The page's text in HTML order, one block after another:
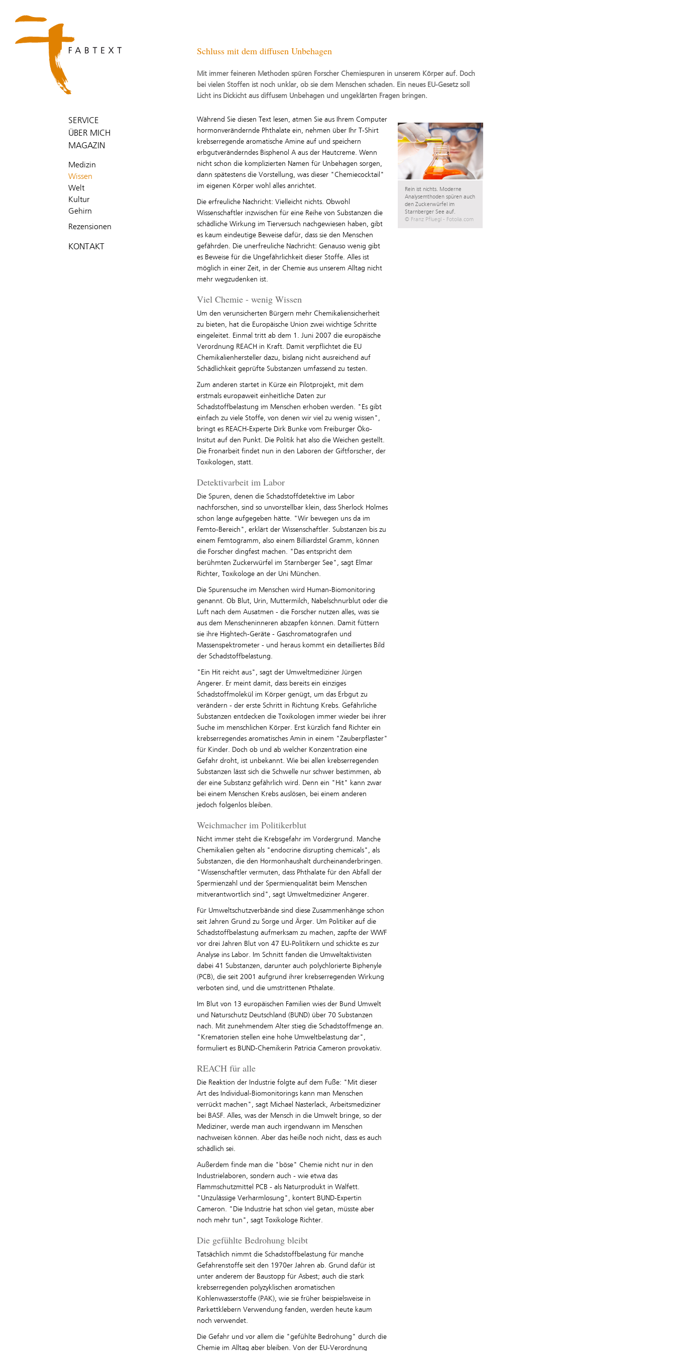
SERVICE
ÜBER MICH
MAGAZIN
Medizin
Wissen
Welt
Kultur
Gehirn
Rezensionen
KONTAKT
Schluss mit dem diffusen Unbehagen
Mit immer feineren Methoden spüren Forscher Chemiespuren in unserem Körper auf. Doch
bei vielen Stoffen ist noch unklar, ob sie dem Menschen schaden. Ein neues EU-Gesetz soll
Licht ins Dickicht aus diffusem Unbehagen und ungeklärten Fragen bringen.
Während Sie diesen Text lesen, atmen Sie aus Ihrem Computer
hormonverändernde Phthalate ein, nehmen über Ihr T-Shirt
krebserregende aromatische Amine auf und speichern
erbgutveränderndes Bisphenol A aus der Hautcreme. Wenn
nicht schon die komplizierten Namen für Unbehagen sorgen,
dann spätestens die Vorstellung, was dieser "Chemiecocktail"
im eigenen Körper wohl alles anrichtet.
Die erfreuliche Nachricht: Vielleicht nichts. Obwohl
Wissenschaftler inzwischen für eine Reihe von Substanzen die
schädliche Wirkung im Tierversuch nachgewiesen haben, gibt
es kaum eindeutige Beweise dafür, dass sie den Menschen
gefährden. Die unerfreuliche Nachricht: Genauso wenig gibt
es Beweise für die Ungefährlichkeit dieser Stoffe. Alles ist
möglich in einer Zeit, in der Chemie aus unserem Alltag nicht
mehr wegzudenken ist.
Viel Chemie - wenig Wissen
Um den verunsicherten Bürgern mehr Chemikaliensicherheit
zu bieten, hat die Europäische Union zwei wichtige Schritte
eingeleitet. Einmal tritt ab dem 1. Juni 2007 die europäische
Verordnung REACH in Kraft. Damit verpflichtet die EU
Chemikalienhersteller dazu, bislang nicht ausreichend auf
Schädlichkeit geprüfte Substanzen umfassend zu testen.
Zum anderen startet in Kürze ein Pilotprojekt, mit dem
erstmals europaweit einheitliche Daten zur
Schadstoffbelastung im Menschen erhoben werden. "Es gibt
einfach zu viele Stoffe, von denen wir viel zu wenig wissen",
bringt es REACH-Experte Dirk Bunke vom Freiburger Öko-
Insitut auf den Punkt. Die Politik hat also die Weichen gestellt.
Die Fronarbeit findet nun in den Laboren der Giftforscher, der
Toxikologen, statt.
Detektivarbeit im Labor
Die Spuren, denen die Schadstoffdetektive im Labor
nachforschen, sind so unvorstellbar klein, dass Sherlock Holmes
schon lange aufgegeben hätte. "Wir bewegen uns da im
Femto-Bereich", erklärt der Wissenschaftler. Substanzen bis zu
einem Femtogramm, also einem Billiardstel Gramm, können
die Forscher dingfest machen. "Das entspricht dem
berühmten Zuckerwürfel im Starnberger See", sagt Elmar
Richter, Toxikologe an der Uni München.
Die Spurensuche im Menschen wird Human-Biomonitoring
genannt. Ob Blut, Urin, Muttermilch, Nabelschnurblut oder die
Luft nach dem Ausatmen - die Forscher nutzen alles, was sie
aus dem Menscheninneren abzapfen können. Damit füttern
sie ihre Hightech-Geräte - Gaschromatografen und
Massenspektrometer - und heraus kommt ein detailliertes Bild
der Schadstoffbelastung.
"Ein Hit reicht aus", sagt der Umweltmediziner Jürgen
Angerer. Er meint damit, dass bereits ein einziges
Schadstoffmolekül im Körper genügt, um das Erbgut zu
verändern - der erste Schritt in Richtung Krebs. Gefährliche
Substanzen entdecken die Toxikologen immer wieder bei ihrer
Suche im menschlichen Körper. Erst kürzlich fand Richter ein
krebserregendes aromatisches Amin in einem "Zauberpflaster"
für Kinder. Doch ob und ab welcher Konzentration eine
Gefahr droht, ist unbekannt. Wie bei allen krebserregenden
Substanzen lässt sich die Schwelle nur schwer bestimmen, ab
der eine Substanz gefährlich wird. Denn ein "Hit" kann zwar
bei einem Menschen Krebs auslösen, bei einem anderen
jedoch folgenlos bleiben.
Weichmacher im Politikerblut
Nicht immer steht die Krebsgefahr im Vordergrund. Manche
Chemikalien gelten als "endocrine disrupting chemicals", als
Substanzen, die den Hormonhaushalt durcheinanderbringen.
"Wissenschaftler vermuten, dass Phthalate für den Abfall der
Spermienzahl und der Spermienqualität beim Menschen
mitverantwortlich sind", sagt Umweltmediziner Angerer.
Für Umweltschutzverbände sind diese Zusammenhänge schon
seit Jahren Grund zu Sorge und Ärger. Um Politiker auf die
Schadstoffbelastung aufmerksam zu machen, zapfte der WWF
vor drei Jahren Blut von 47 EU-Politikern und schickte es zur
Analyse ins Labor. Im Schnitt fanden die Umweltaktivisten
dabei 41 Substanzen, darunter auch polychlorierte Biphenyle
(PCB), die seit 2001 aufgrund ihrer krebserregenden Wirkung
verboten sind, und die umstrittenen Pthalate.
Im Blut von 13 europäischen Familien wies der Bund Umwelt
und Naturschutz Deutschland (BUND) über 70 Substanzen
nach. Mit zunehmendem Alter stieg die Schadstoffmenge an.
"Krematorien stellen eine hohe Umweltbelastung dar",
formuliert es BUND-Chemikerin Patricia Cameron provokativ.
REACH für alle
Die Reaktion der Industrie folgte auf dem Fuße: "Mit dieser
Art des Individual-Biomonitorings kann man Menschen
verrückt machen", sagt Michael Nasterlack, Arbeitsmediziner
bei BASF. Alles, was der Mensch in die Umwelt bringe, so der
Mediziner, werde man auch irgendwann im Menschen
nachweisen können. Aber das heiße noch nicht, dass es auch
schädlich sei.
Außerdem finde man die "böse" Chemie nicht nur in den
Industrielaboren, sondern auch - wie etwa das
Flammschutzmittel PCB - als Naturprodukt in Walfett.
"Unzulässige Verharmlosung", kontert BUND-Expertin
Cameron. "Die Industrie hat schon viel getan, müsste aber
noch mehr tun", sagt Toxikologe Richter.
Die gefühlte Bedrohung bleibt
Tatsächlich nimmt die Schadstoffbelastung für manche
Gefahrenstoffe seit den 1970er Jahren ab. Grund dafür ist
unter anderem der Baustopp für Asbest; auch die stark
krebserregenden polyzyklischen aromatischen
Kohlenwasserstoffe (PAK), wie sie früher beispielsweise in
Parkettklebern Verwendung fanden, werden heute kaum
noch verwendet.
Die Gefahr und vor allem die "gefühlte Bedrohung" durch die
Chemie im Alltag aber bleiben. Von der EU-Verordnung
Rein ist nichts. Moderne
Analysemthoden spüren auch
den Zuckerwürfel im
Starnberger See auf.
© Franz Pfluegl - Fotolia.com